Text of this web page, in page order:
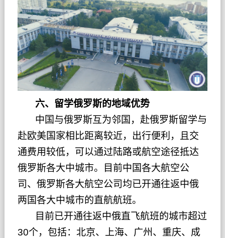
六、留学俄罗斯的地域优势
中国与俄罗斯互为邻国，赴俄罗斯留学与
赴欧美国家相比距离较近，出行便利，且交
通费用较低，可以通过陆路或航空途径抵达
俄罗斯各大中城市。目前中国各大航空公
司、俄罗斯各大航空公司均已开通往返中俄
两国各大中城市的直航航班。
目前已开通往返中俄直飞航班的城市超过
30个，包括：北京、上海、广州、重庆、成